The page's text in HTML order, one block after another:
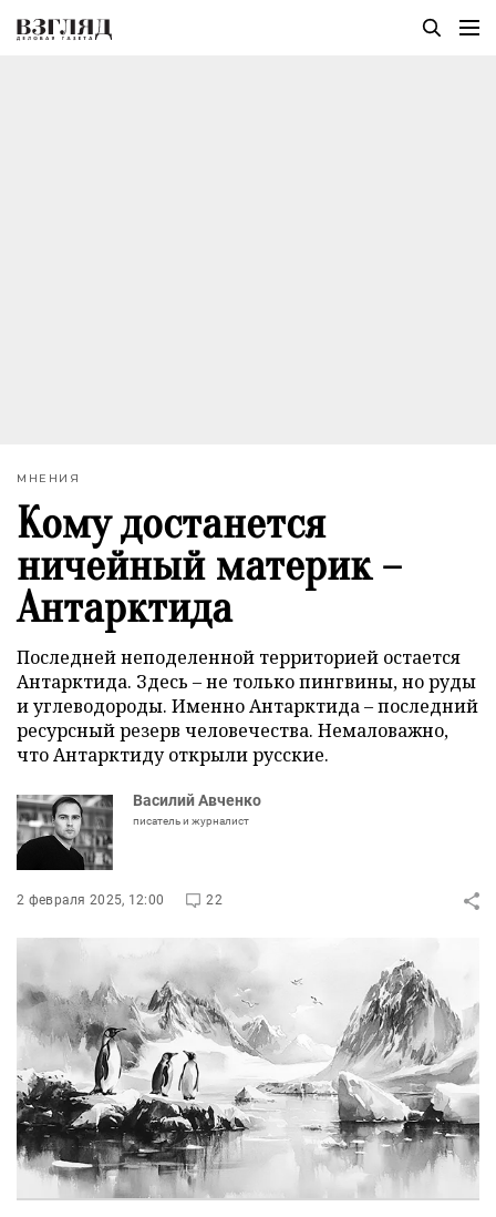
МНЕНИЯ
Кому достанется
ничейный материк –
Антарктида
Последней неподеленной территорией остается
Антарктида. Здесь – не только пингвины, но руды
и углеводороды. Именно Антарктида – последний
ресурсный резерв человечества. Немаловажно,
что Антарктиду открыли русские.
Василий Авченко
писатель и журналист
2 февраля 2025, 12:00 22